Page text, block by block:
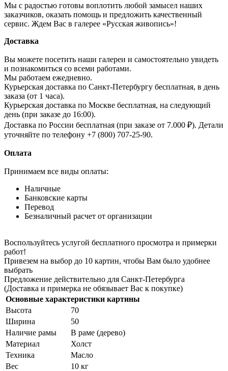
Мы с радостью готовы воплотить любой замысел наших
заказчиков, оказать помощь и предложить качественный
сервис. Ждем Вас в галерее «Русская живопись»!
Доставка
Вы можете посетить наши галереи и самостоятельно увидеть
и познакомиться со всеми работами.
Мы работаем ежедневно.
Курьерская доставка по Санкт-Петербургу бесплатная, в день
заказа (от 1 часа).
Курьерская доставка по Москве бесплатная, на следующий
день (при заказе до 16:00).
Доставка по России бесплатная (при заказе от 7.000 ₽). Детали
уточняйте по телефону +7 (800) 707-25-90.
Оплата
Принимаем все виды оплаты:
Наличные
Банковские карты
Перевод
Безналичный расчет от организации
Воспользуйтесь услугой бесплатного просмотра и примерки
работ!
Привезем на выбор до 10 картин, чтобы Вам было удобнее
выбрать
Предложение действительно для Санкт-Петербурга
(Доставка и примерка не обязывает Вас к покупке)
Основные характеристики картины
Высота
70
Ширина
50
Наличие рамы
В раме (дерево)
Материал
Холст
Техника
Масло
Вес
10 кг